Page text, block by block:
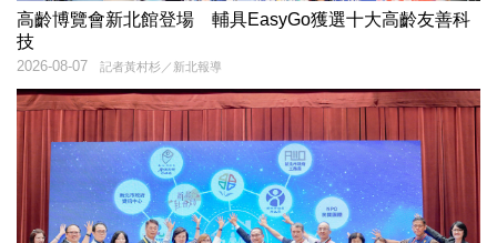
高齡博覽會新北館登場 輔具EasyGo獲選十大高齡友善科
技
記者黃村杉／新北報導
2026-08-07